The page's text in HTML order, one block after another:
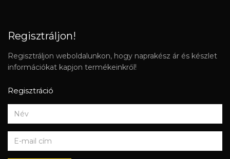
Regisztráljon!
Regisztráljon weboldalunkon, hogy naprakész ár és készlet
információkat kapjon termékeinkről!
Regisztráció